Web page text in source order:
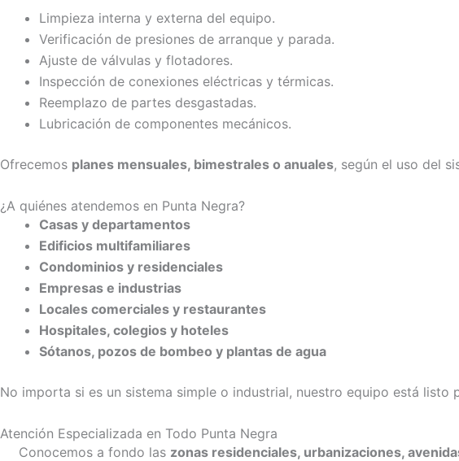
Limpieza interna y externa del equipo.
Verificación de presiones de arranque y parada.
Ajuste de válvulas y flotadores.
Inspección de conexiones eléctricas y térmicas.
Reemplazo de partes desgastadas.
Lubricación de componentes mecánicos.
Ofrecemos planes mensuales, bimestrales o anuales, según el uso del
¿A quiénes atendemos en Punta Negra?
Casas y departamentos
Edificios multifamiliares
Condominios y residenciales
Empresas e industrias
Locales comerciales y restaurantes
Hospitales, colegios y hoteles
Sótanos, pozos de bombeo y plantas de agua
No importa si es un sistema simple o industrial, nuestro equipo está listo
Atención Especializada en Todo Punta Negra
Conocemos a fondo las zonas residenciales, urbanizaciones,